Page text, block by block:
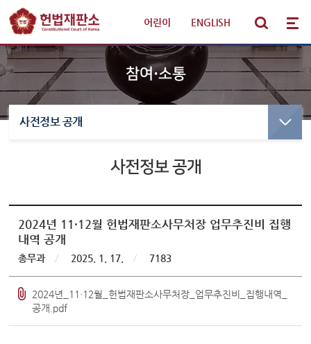
어린이 ENGLISH
선고·변론사건
만화로 보는 결정
최근 주요결정
변론사건
변론일정
변론목록
헌법재판 안내
참여·소통
알림·소식
참여·소통
사전정보 공개
사전정보 공개
2024년 11·12월 헌법재판소사무처장 업무추진비 집행
내역 공개
총무과 / 2025. 1. 17. / 7183
2024년_11·12월_헌법재판소사무처장_업무추진비_집행내역_
공개.pdf